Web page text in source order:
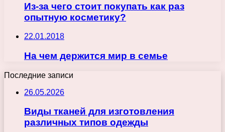
Из-за чего стоит покупать как раз
опытную косметику?
22.01.2018
На чем держится мир в семье
Последние записи
26.05.2026
Виды тканей для изготовления
различных типов одежды